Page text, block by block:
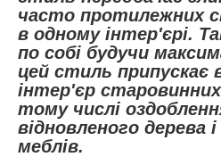
часто протилежних
в одному інтер'єрі.
по собі будучи
цей стиль припускає
інтер'єр
тому числі
відновленого дерева
меблів.